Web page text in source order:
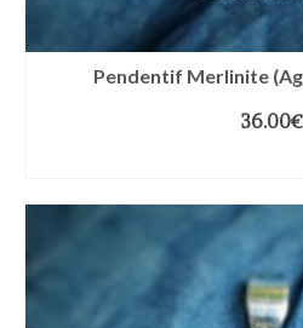
Pendentif Merlinite
36.00€